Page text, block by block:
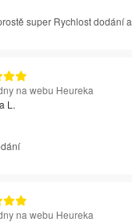
super Rychlost dodání
na webu Heureka
L.
na webu Heureka